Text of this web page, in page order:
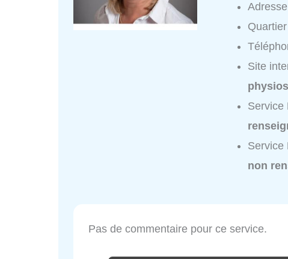
Site
Service
Service
non
Pas de commentaire pour ce service.